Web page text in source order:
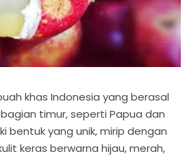
khas Indonesia yang berasal
timur, seperti Papua dan
bentuk yang unik, mirip dengan
keras berwarna hijau, merah,